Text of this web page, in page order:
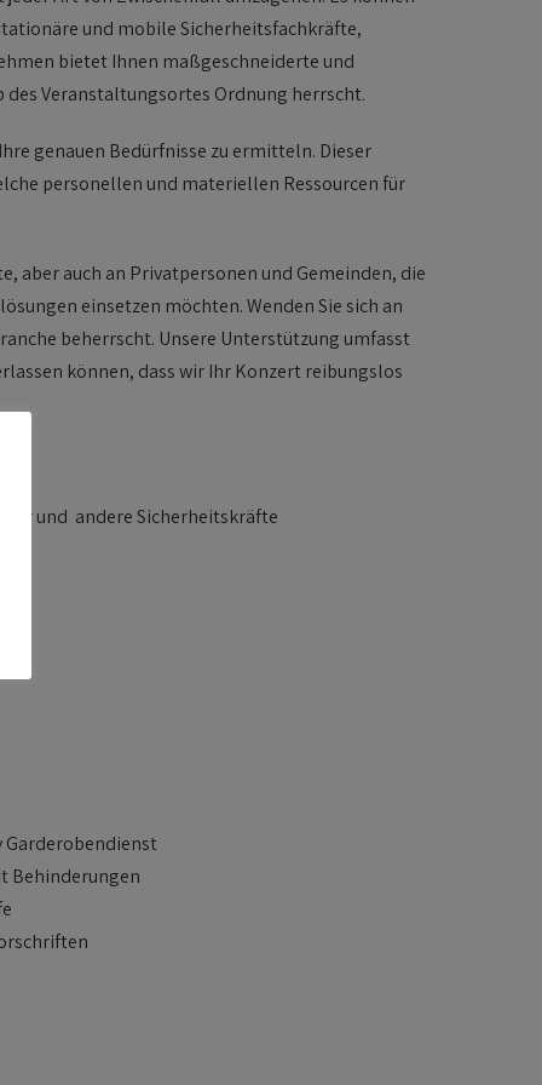
und mobile Sicherheitsfachkräfte,
bietet Ihnen maßgeschneiderte und
Veranstaltungsortes Ordnung herrscht.
genauen Bedürfnisse zu ermitteln. Dieser
personellen und materiellen Ressourcen für
aber auch an Privatpersonen und Gemeinden, die
einsetzen möchten. Wenden Sie sich an
beherrscht. Unsere Unterstützung umfasst
können, dass wir Ihr Konzert reibungslos
und andere Sicherheitskräfte
Garderobendienst
Behinderungen